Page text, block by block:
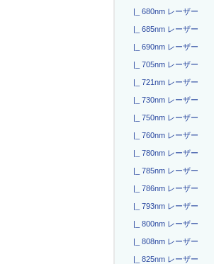
|_ 680nm レーザー
|_ 685nm レーザー
|_ 690nm レーザー
|_ 705nm レーザー
|_ 721nm レーザー
|_ 730nm レーザー
|_ 750nm レーザー
|_ 760nm レーザー
|_ 780nm レーザー
|_ 785nm レーザー
|_ 786nm レーザー
|_ 793nm レーザー
|_ 800nm レーザー
|_ 808nm レーザー
|_ 825nm レーザー